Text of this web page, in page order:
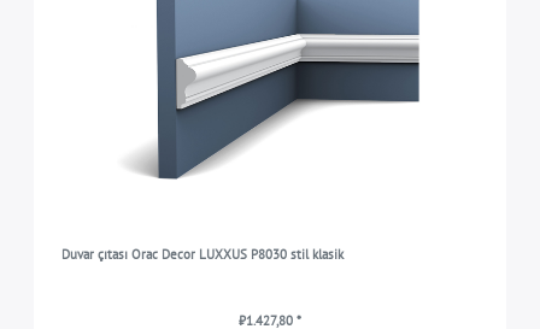
Duvar çıtası Orac Decor LUXXUS P8030 stil klasik
₺1.427,80 *